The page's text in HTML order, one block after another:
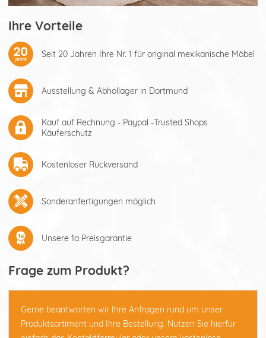
Ihre Vorteile
Seit 20 Jahren Ihre Nr. 1 für original mexikanische Möbel
Ausstellung & Abhollager in Dortmund
Kauf auf Rechnung - Paypal -Trusted Shops
Käuferschutz
Kostenloser Rückversand
Sonderanfertigungen möglich
Unsere 1a Preisgarantie
Frage zum Produkt?
Gerne beantworten wir Ihre Anfragen rund um unser
Produktsortiment und Ihre Bestellung. Nutzen Sie hierfür